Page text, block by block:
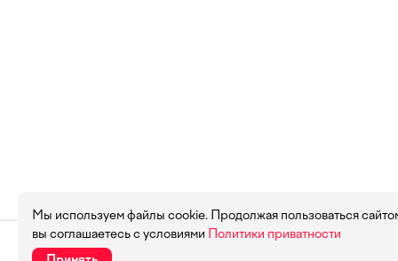
Мы используем файлы cookie. Продолжая пользоваться
вы соглашаетесь с условиями Политики приватности